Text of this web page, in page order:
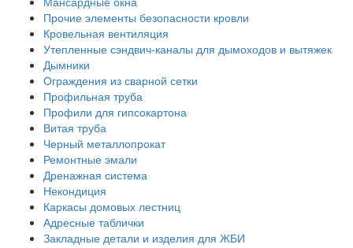
Прочие элементы безопасности кровли
Кровельная вентиляция
Утепленные сэндвич-каналы для дымоходов и вытяжек
Дымники
Ограждения из сварной сетки
Профильная труба
Профили для гипсокартона
Витая труба
Черный металлопрокат
Ремонтные эмали
Дренажная система
Некондиция
Каркасы домовых лестниц
Адресные таблички
Закладные детали и изделия для ЖБИ